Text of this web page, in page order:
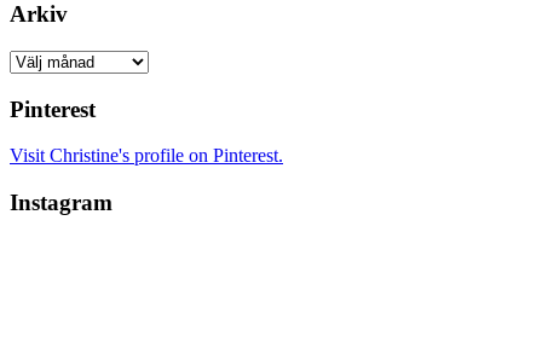
Arkiv
Arkiv
Pinterest
Visit Christine's profile on Pinterest.
Instagram